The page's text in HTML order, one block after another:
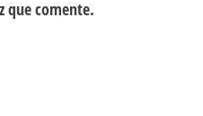
que comente.